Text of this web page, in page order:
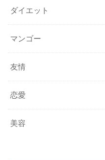
ダイエット
マンゴー
友情
恋愛
美容